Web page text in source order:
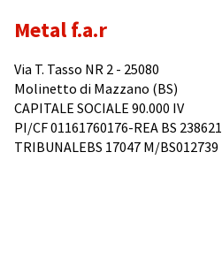
Metal f.a.r
Via T. Tasso NR 2 - 25080
Molinetto di Mazzano (BS)
CAPITALE SOCIALE 90.000 IV
PI/CF 01161760176-REA BS 238621
TRIBUNALEBS 17047 M/BS012739